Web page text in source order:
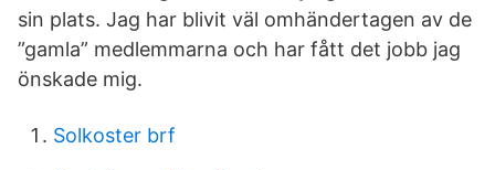
sin plats. Jag har blivit väl omhändertagen av de
”gamla” medlemmarna och har fått det jobb jag
önskade mig.
Solkoster brf